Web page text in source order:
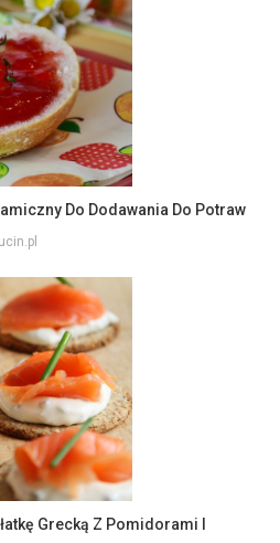
Do Dodawania Do Potraw
Grecką Z Pomidorami I